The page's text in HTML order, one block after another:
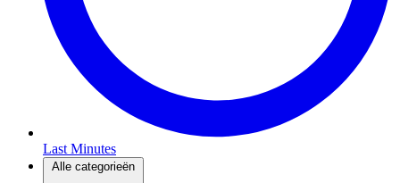
Last Minutes
Alle categorieën